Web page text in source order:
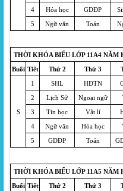
4
Hóa học GDĐP
5
Ngữ văn Toán
THỜI KHÓA BIỂU LỚP 11A4 NĂM
Buổi Tiết Thứ 2 Thứ 3
S
1 SHL HĐTN
2
Lịch Sử Ngoại ngữ
3
Tin học Vật lí
4
Ngữ văn Hóa học
5
GDĐP Toán
THỜI KHÓA BIỂU LỚP 11A5 NĂM
Buổi Tiết Thứ 2 Thứ 3